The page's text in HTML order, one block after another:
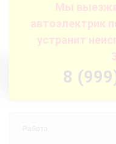
Мы
автоэлектрик
устранит
8